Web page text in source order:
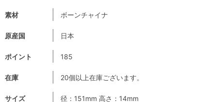
素材 ボーンチャイナ
原産国 日本
ポイント 185
在庫 20個以上在庫ございます。
サイズ 径：151mm 高さ：14mm